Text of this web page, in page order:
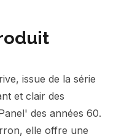
issue de la série
et clair des
des années 60.
elle offre une